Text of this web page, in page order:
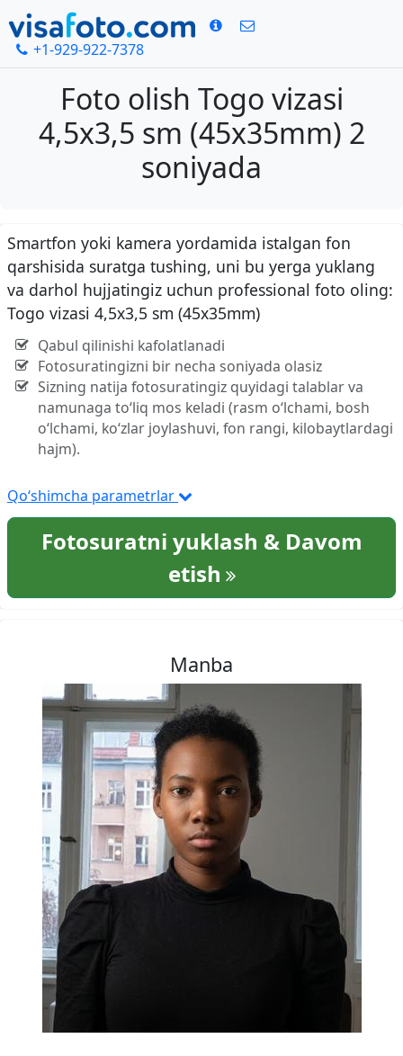
+1-929-922-7378
Foto olish Togo vizasi
4,5x3,5 sm (45x35mm) 2
soniyada
Smartfon yoki kamera yordamida istalgan fon
qarshisida suratga tushing, uni bu yerga yuklang
va darhol hujjatingiz uchun professional foto oling:
Togo vizasi 4,5x3,5 sm (45x35mm)
Qabul qilinishi kafolatlanadi
Fotosuratingizni bir necha soniyada olasiz
Sizning natija fotosuratingiz quyidagi talablar va
namunaga to‘liq mos keladi (rasm o‘lchami, bosh
o‘lchami, ko‘zlar joylashuvi, fon rangi, kilobaytlardagi
hajm).
Qo‘shimcha parametrlar
Fotosuratni yuklash & Davom
etish
Manba